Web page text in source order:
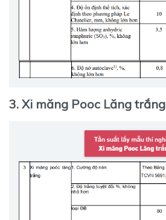
3. Xi măng Pooc Lăng trắng